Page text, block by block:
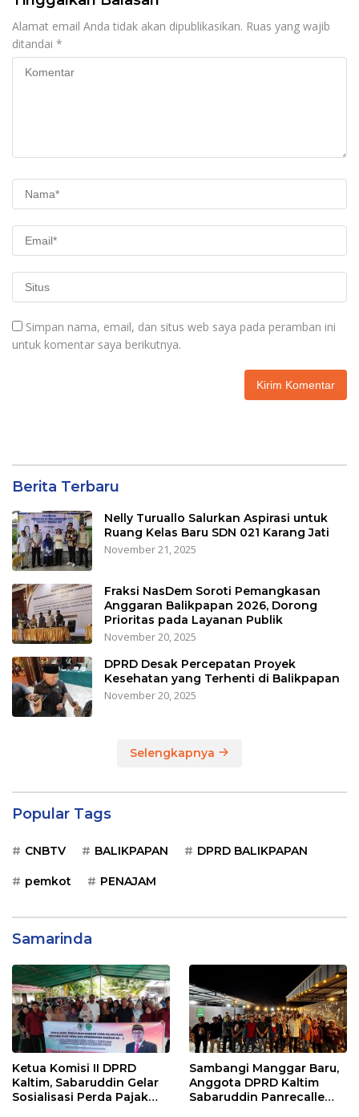
Alamat email Anda tidak akan dipublikasikan. Ruas yang wajib
ditandai *
Simpan nama, email, dan situs web saya pada peramban ini
untuk komentar saya berikutnya.
Berita Terbaru
Nelly Turuallo Salurkan Aspirasi untuk
Ruang Kelas Baru SDN 021 Karang Jati
November 21, 2025
Fraksi NasDem Soroti Pemangkasan
Anggaran Balikpapan 2026, Dorong
Prioritas pada Layanan Publik
November 20, 2025
DPRD Desak Percepatan Proyek
Kesehatan yang Terhenti di Balikpapan
November 20, 2025
Selengkapnya
Popular Tags
CNBTV BALIKPAPAN DPRD BALIKPAPAN
pemkot PENAJAM
Samarinda
Ketua Komisi II DPRD
Kaltim, Sabaruddin Gelar
Sosialisasi Perda Pajak
Sambangi Manggar Baru,
Anggota DPRD Kaltim
Sabaruddin Panrecalle